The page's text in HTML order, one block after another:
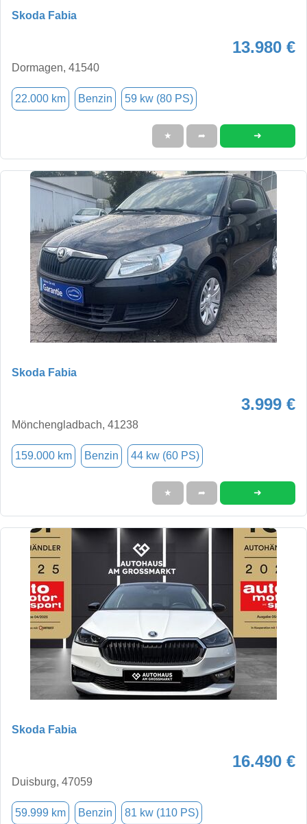
Skoda Fabia
13.980 €
Dormagen, 41540
22.000 km Benzin 59 kw (80 PS)
★ ➦ ➜
Skoda Fabia
3.999 €
Mönchengladbach, 41238
159.000 km Benzin 44 kw (60 PS)
★ ➦ ➜
Skoda Fabia
16.490 €
Duisburg, 47059
59.999 km Benzin 81 kw (110 PS)